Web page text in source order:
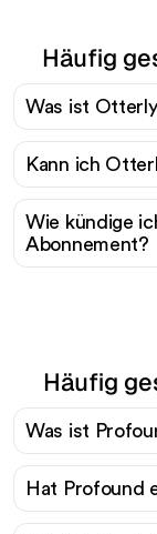
Häufig
Was ist
Kann ich
Wie kündige
Abonnement?
Häufig
Was ist
Hat Profound